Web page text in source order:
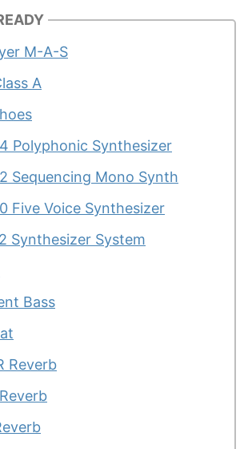
M-A-S
A
Polyphonic Synthesizer
Sequencing Mono Synth
Five Voice Synthesizer
Synthesizer System
Bass
Reverb